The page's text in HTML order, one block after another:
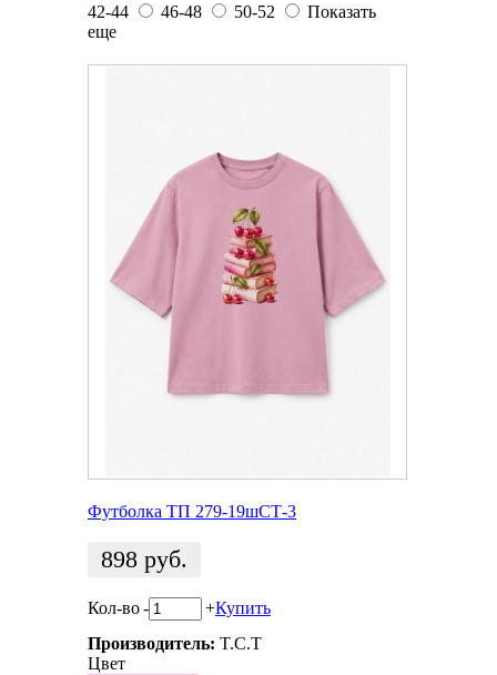
42-44
46-48 50-52
Показать
еще
Футболка ТП 279-19шСТ-3
898 руб.
Кол-во- +Купить
Производитель: T.C.T
Цвет